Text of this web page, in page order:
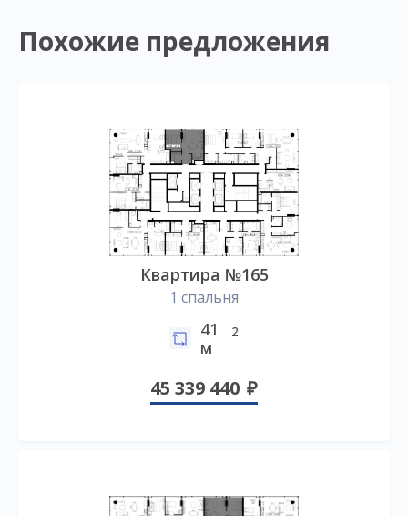
Похожие предложения
Квартира №165
1 спальня
41
м
2
45 339 440